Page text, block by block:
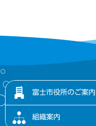
富士市役所のご案内
組織案内